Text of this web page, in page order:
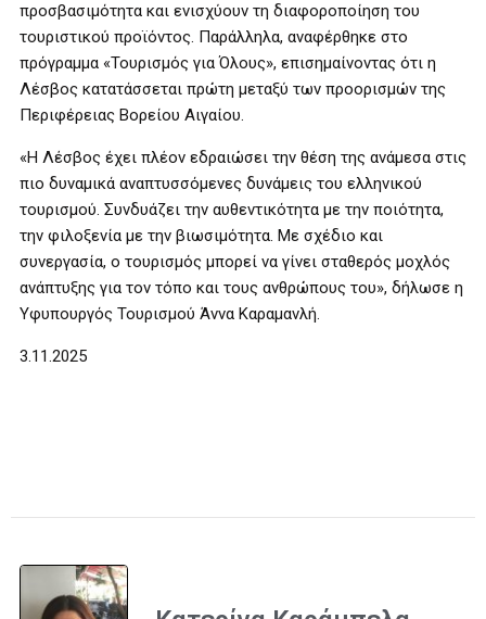
προσβασιμότητα και ενισχύουν τη διαφοροποίηση του
τουριστικού προϊόντος. Παράλληλα, αναφέρθηκε στο
πρόγραμμα «Τουρισμός για Όλους», επισημαίνοντας ότι η
Λέσβος κατατάσσεται πρώτη μεταξύ των προορισμών της
Περιφέρειας Βορείου Αιγαίου.
«Η Λέσβος έχει πλέον εδραιώσει την θέση της ανάμεσα στις
πιο δυναμικά αναπτυσσόμενες δυνάμεις του ελληνικού
τουρισμού. Συνδυάζει την αυθεντικότητα με την ποιότητα,
την φιλοξενία με την βιωσιμότητα. Με σχέδιο και
συνεργασία, ο τουρισμός μπορεί να γίνει σταθερός μοχλός
ανάπτυξης για τον τόπο και τους ανθρώπους του», δήλωσε η
Υφυπουργός Τουρισμού Άννα Καραμανλή.
3.11.2025